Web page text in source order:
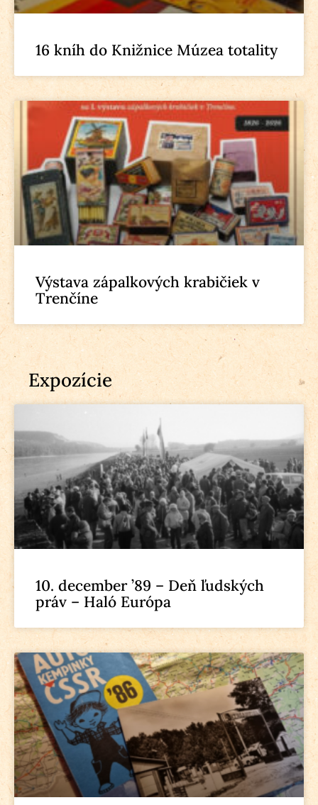
16 kníh do Knižnice Múzea totality
Výstava zápalkových krabičiek v
Trenčíne
Expozície
10. december ’89 – Deň ľudských
práv – Haló Európa